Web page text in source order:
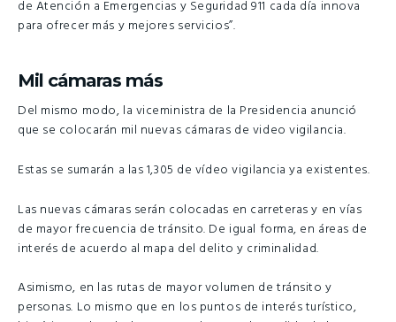
de Atención a Emergencias y Seguridad 911 cada día innova
para ofrecer más y mejores servicios”.
Mil cámaras más
Del mismo modo, la viceministra de la Presidencia anunció
que se colocarán mil nuevas cámaras de video vigilancia.
Estas se sumarán a las 1,305 de vídeo vigilancia ya existentes.
Las nuevas cámaras serán colocadas en carreteras y en vías
de mayor frecuencia de tránsito. De igual forma, en áreas de
interés de acuerdo al mapa del delito y criminalidad.
Asimismo, en las rutas de mayor volumen de tránsito y
personas. Lo mismo que en los puntos de interés turístico,